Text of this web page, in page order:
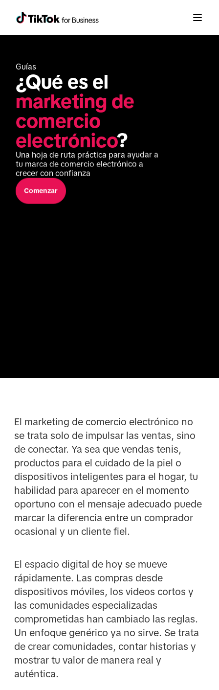
Guías
marketing de
comercio
electrónico?
Una hoja de ruta práctica para ayudar a
tu marca de comercio electrónico a
crecer con confianza
Comenzar
El marketing de comercio electrónico no
se trata solo de impulsar las ventas, sino
de conectar. Ya sea que vendas tenis,
productos para el cuidado de la piel o
dispositivos inteligentes para el hogar, tu
habilidad para aparecer en el momento
oportuno con el mensaje adecuado puede
marcar la diferencia entre un comprador
ocasional y un cliente fiel.
El espacio digital de hoy se mueve
rápidamente. Las compras desde
dispositivos móviles, los videos cortos y
las comunidades especializadas
comprometidas han cambiado las reglas.
Un enfoque genérico ya no sirve. Se trata
de crear comunidades, contar historias y
mostrar tu valor de manera real y
auténtica.